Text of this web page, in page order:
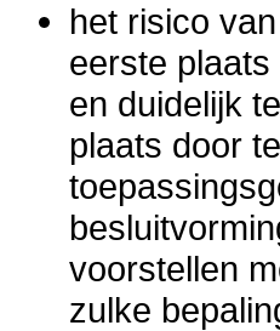
het risico
eerste
en duidelijk
plaats door
voorstellen
zulke